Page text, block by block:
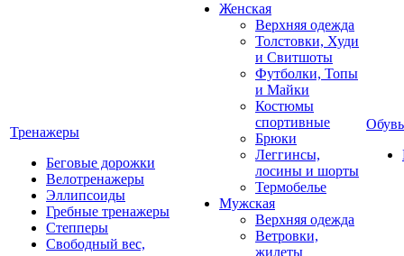
Тренажеры
Беговые дорожки
Велотренажеры
Эллипсоиды
Гребные тренажеры
Степперы
Свободный вес,
Женская
Верхняя одежда
Толстовки, Худи
и Свитшоты
Футболки, Топы
и Майки
Костюмы
спортивные
Брюки
Леггинсы,
лосины и шорты
Термобелье
Мужская
Верхняя одежда
Ветровки,
жилеты
Обувь